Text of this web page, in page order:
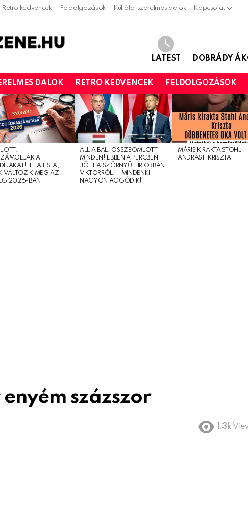
Retro kedvencek Feldolgozások Külföldi szerelmes dalok Kapcsolat
LATEST DOBRÁDY
DALOK RETRO KEDVENCEK FELDOLGOZÁSOK
A
ITT A LISTA,
VÁLTOZIK MEG AZ
2026-BAN
ÁLL A BÁL! ÖSSZEOMLOTT
MINDEN! EBBEN A PERCBEN
JÖTT A SZÖRNYŰ HÍR ORBÁN
VIKTORRÓL! – MINDENKI
NAGYON AGGÓDIK!
MÁRIS KIRAKTA STOHL
ANDRÁST, KRISZTA
százszor
1.3k